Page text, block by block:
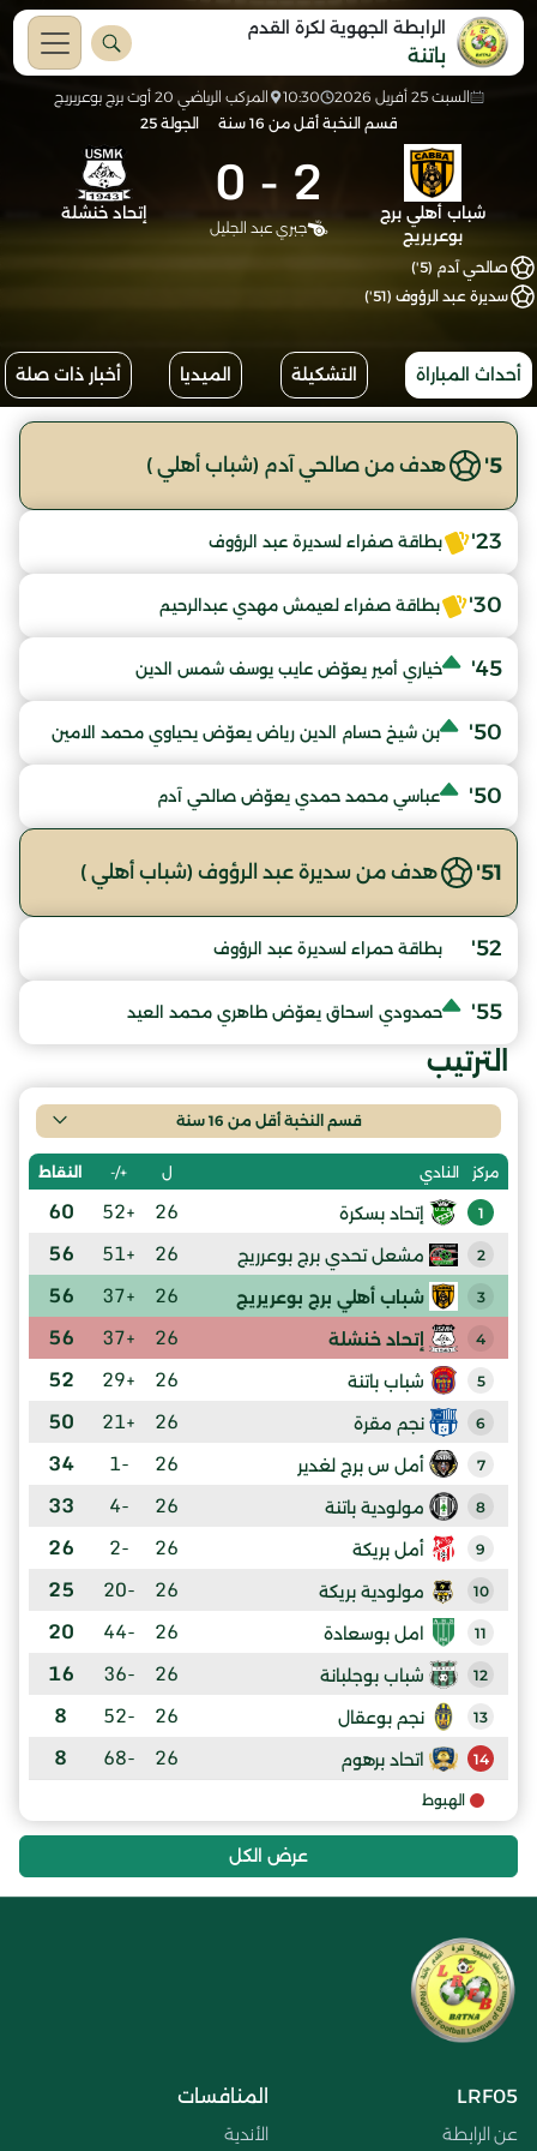
الرابطة الجهوية لكرة القدم
باتنة
السبت 25 أفريل 2026 10:30
المركب الرياضي 20 أوت برج بوعريريج
قسم النخبة أقل من 16 سنة
الجولة 25
شباب أهلي برج
بوعريريج
2
-
0
جبري عبد الجليل
إتحاد خنشلة
صالحي آدم (5')
سديرة عبد الرؤوف (51')
أحداث المباراة التشكيلة الميديا أخبار ذات صلة
5' هدف من صالحي آدم (شباب أهلي )
23' بطاقة صفراء لسديرة عبد الرؤوف
30' بطاقة صفراء لعيمش مهدي عبدالرحيم
45' خياري أمير يعوّض عايب يوسف شمس الدين
50' بن شيخ حسام الدين رياض يعوّض يحياوي محمد الامين
50' عباسي محمد حمدي يعوّض صالحي آدم
51' هدف من سديرة عبد الرؤوف (شباب أهلي )
52' بطاقة حمراء لسديرة عبد الرؤوف
55' حمدودي اسحاق يعوّض طاهري محمد العيد
الترتيب
قسم النخبة أقل من 16 سنة
مركز النادي ل +/- النقاط
1 إتحاد بسكرة 26
+52
60
2 مشعل تحدي برج بوعرريج 26
+51
56
3 شباب أهلي برج بوعريريج 26
+37
56
4 إتحاد خنشلة 26
+37
56
5 شباب باتنة 26
+29
52
6 نجم مقرة 26
+21
50
7 أمل س برج لغدير 26
-1
34
8 مولودية باتنة 26
-4
33
9 أمل بريكة 26
-2
26
10 مولودية بريكة 26
-20
25
11 امل بوسعادة 26
-44
20
12 شباب بوجلبانة 26
-36
16
13 نجم بوعقال 26
-52
8
14 اتحاد برهوم 26
-68
8
الهبوط
عرض الكل
LRF05
عن الرابطة
المنافسات
الأندية